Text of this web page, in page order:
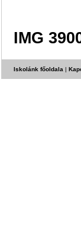
IMG
Iskolánk főoldala |